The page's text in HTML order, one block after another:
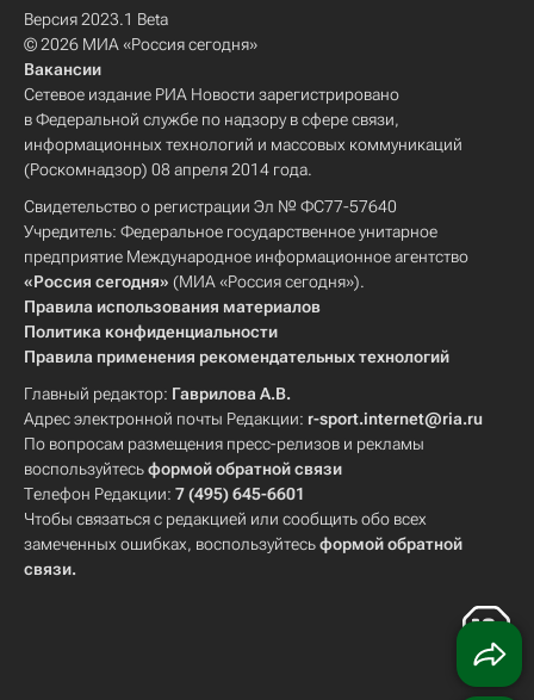
Версия 2023.1 Beta
© 2026 МИА «Россия сегодня»
Вакансии
Сетевое издание РИА Новости зарегистрировано
в Федеральной службе по надзору в сфере связи,
информационных технологий и массовых коммуникаций
(Роскомнадзор) 08 апреля 2014 года.
Свидетельство о регистрации Эл № ФС77-57640
Учредитель: Федеральное государственное унитарное
предприятие Международное информационное агентство
«Россия сегодня» (МИА «Россия сегодня»).
Правила использования материалов
Политика конфиденциальности
Правила применения рекомендательных технологий
Главный редактор: Гаврилова А.В.
Адрес электронной почты Редакции: r-sport.internet@ria.ru
По вопросам размещения пресс-релизов и рекламы
воспользуйтесьформой обратной связи
Телефон Редакции: 7 (495) 645-6601
Чтобы связаться с редакцией или сообщить обо всех
замеченных ошибках, воспользуйтесьформой обратной
связи.